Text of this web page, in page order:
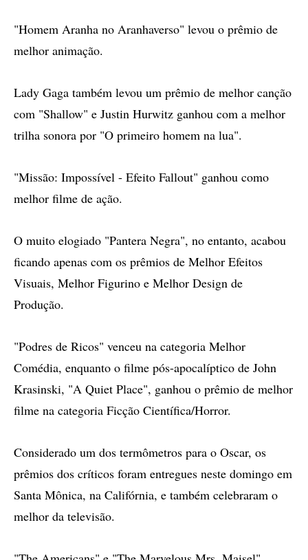
"Homem Aranha no Aranhaverso" levou o prêmio de
melhor animação.
Lady Gaga também levou um prêmio de melhor canção
com "Shallow" e Justin Hurwitz ganhou com a melhor
trilha sonora por "O primeiro homem na lua".
"Missão: Impossível - Efeito Fallout" ganhou como
melhor filme de ação.
O muito elogiado "Pantera Negra", no entanto, acabou
ficando apenas com os prêmios de Melhor Efeitos
Visuais, Melhor Figurino e Melhor Design de
Produção.
"Podres de Ricos" venceu na categoria Melhor
Comédia, enquanto o filme pós-apocalíptico de John
Krasinski, "A Quiet Place", ganhou o prêmio de melhor
filme na categoria Ficção Científica/Horror.
Considerado um dos termômetros para o Oscar, os
prêmios dos críticos foram entregues neste domingo em
Santa Mônica, na Califórnia, e também celebraram o
melhor da televisão.